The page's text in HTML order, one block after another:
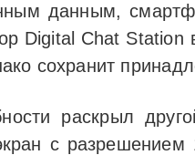
данным,
Digital Chat Station
сохранит
раскрыл
с